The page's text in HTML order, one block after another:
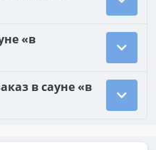
«в
в сауне «в